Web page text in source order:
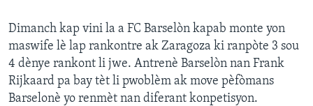
Dimanch kap vini la a FC Barselòn kapab monte yon
maswife lè lap rankontre ak Zaragoza ki ranpòte 3 sou
4 dènye rankont li jwe. Antrenè Barselòn nan Frank
Rijkaard pa bay tèt li pwoblèm ak move pèfòmans
Barselonè yo renmèt nan diferant konpetisyon.